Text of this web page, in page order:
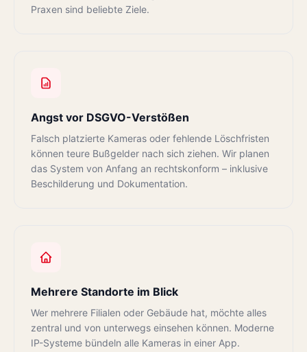
Praxen sind beliebte Ziele.
Angst vor DSGVO-Verstößen
Falsch platzierte Kameras oder fehlende Löschfristen
können teure Bußgelder nach sich ziehen. Wir planen
das System von Anfang an rechtskonform – inklusive
Beschilderung und Dokumentation.
Mehrere Standorte im Blick
Wer mehrere Filialen oder Gebäude hat, möchte alles
zentral und von unterwegs einsehen können. Moderne
IP-Systeme bündeln alle Kameras in einer App.